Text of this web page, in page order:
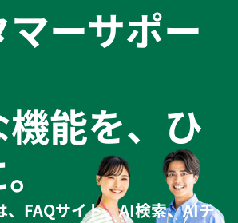
ーサポー
能を、ひ
、FAQサイト、AI検索、AIチ